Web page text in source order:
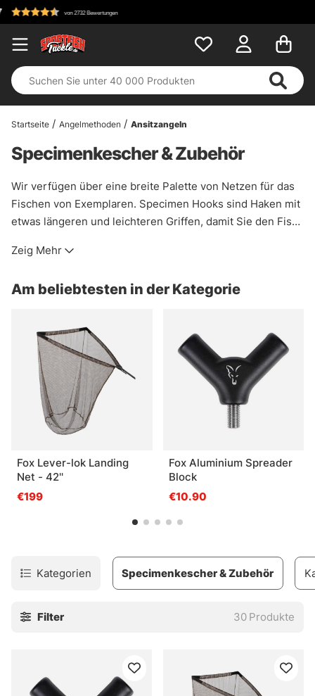
Startseite Angelmethoden Ansitzangeln
Specimenkescher & Zubehör
Wir verfügen über eine breite Palette von Netzen für das
Fischen von Exemplaren. Specimen Hooks sind Haken mit
etwas längeren und leichteren Griffen, damit Sie den Fisch
Netz, um die empfindliche Schleimschicht des Fisches
Netze von verschiedenen bekannten Marken wie Drennan,
Zeig Mehr
Am beliebtesten in der Kategorie
Fox Lever-lok Landing
Net - 42''
€199
Fox Aluminium Spreader
Block
€10.90
Kategorien Specimenkescher & Zubehör
Filter 30 Produkte